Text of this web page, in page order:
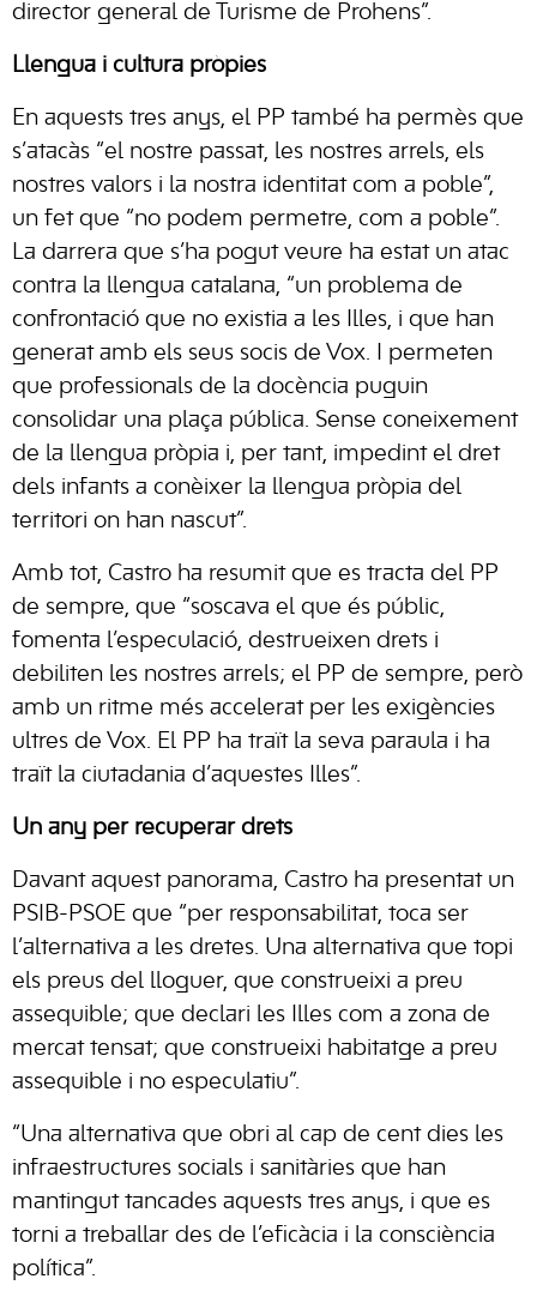
director general de Turisme de Prohens”.
Llengua i cultura pròpies
En aquests tres anys, el PP també ha permès que
s’atacàs “el nostre passat, les nostres arrels, els
nostres valors i la nostra identitat com a poble”,
un fet que “no podem permetre, com a poble”.
La darrera que s’ha pogut veure ha estat un atac
contra la llengua catalana, “un problema de
confrontació que no existia a les Illes, i que han
generat amb els seus socis de Vox. I permeten
que professionals de la docència puguin
consolidar una plaça pública. Sense coneixement
de la llengua pròpia i, per tant, impedint el dret
dels infants a conèixer la llengua pròpia del
territori on han nascut”.
Amb tot, Castro ha resumit que es tracta del PP
de sempre, que “soscava el que és públic,
fomenta l’especulació, destrueixen drets i
debiliten les nostres arrels; el PP de sempre, però
amb un ritme més accelerat per les exigències
ultres de Vox. El PP ha traït la seva paraula i ha
traït la ciutadania d’aquestes Illes”.
Un any per recuperar drets
Davant aquest panorama, Castro ha presentat un
PSIB-PSOE que “per responsabilitat, toca ser
l’alternativa a les dretes. Una alternativa que topi
els preus del lloguer, que construeixi a preu
assequible; que declari les Illes com a zona de
mercat tensat; que construeixi habitatge a preu
assequible i no especulatiu”.
“Una alternativa que obri al cap de cent dies les
infraestructures socials i sanitàries que han
mantingut tancades aquests tres anys, i que es
torni a treballar des de l’eficàcia i la consciència
política”.